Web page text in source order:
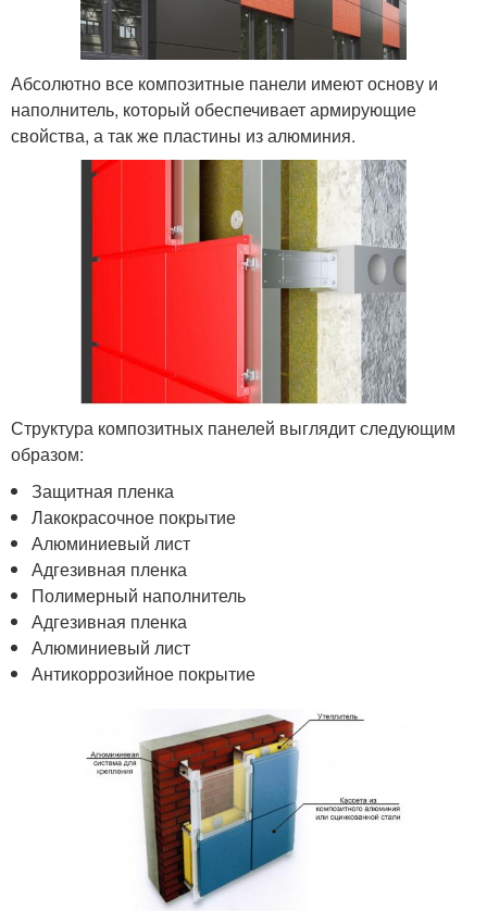
Абсолютно все композитные панели имеют основу и
наполнитель, который обеспечивает армирующие
свойства, а так же пластины из алюминия.
Структура композитных панелей выглядит следующим
образом:
Защитная пленка
Лакокрасочное покрытие
Алюминиевый лист
Адгезивная пленка
Полимерный наполнитель
Адгезивная пленка
Алюминиевый лист
Антикоррозийное покрытие